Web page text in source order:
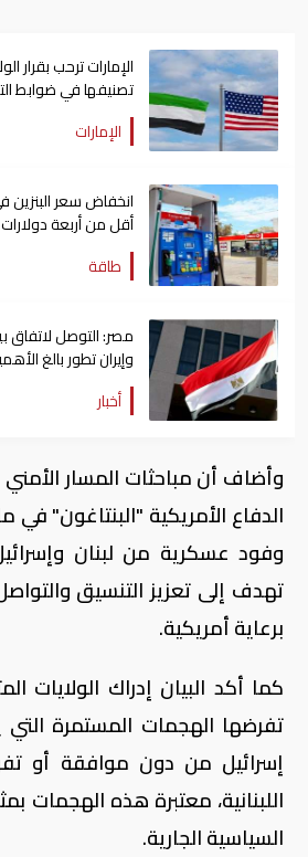
الإمارات ترحب بقرار
تصنيفها في ضوابط
الإمارات
انخفاض سعر البنزين
أقل من أربعة دولارات
طاقة
مصر: التوصل لاتفاق
وإيران تطور بالغ
أخبار
وأضاف أن مباحثات المسار
الدفاع الأمريكية "البنتاغون" في
وفود عسكرية من لبنان
تهدف إلى تعزيز التنسيق
برعاية أمريكية.
كما أكد البيان إدراك الولايات
تفرضها الهجمات المستمرة
إسرائيل من دون موافقة أو
اللبنانية، معتبرة هذه الهجمات
السياسية الجارية.